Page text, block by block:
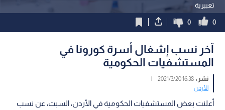
تعبيرية
0
0
آخر نسب إشغال أسرة كورونا في
المستشفيات الحكومية
نشر :16:38 2021/3/20
|
الأردن
أعلنت بعض المستشفيات الحكومية في الأردن، السبت، عن نسب